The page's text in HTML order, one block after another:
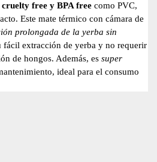
cruelty free y BPA free como PVC,
Este mate térmico con cámara de
prolongada de la yerba sin
fácil extracción de yerba y no requerir
de hongos. Además, es super
ideal para el consumo